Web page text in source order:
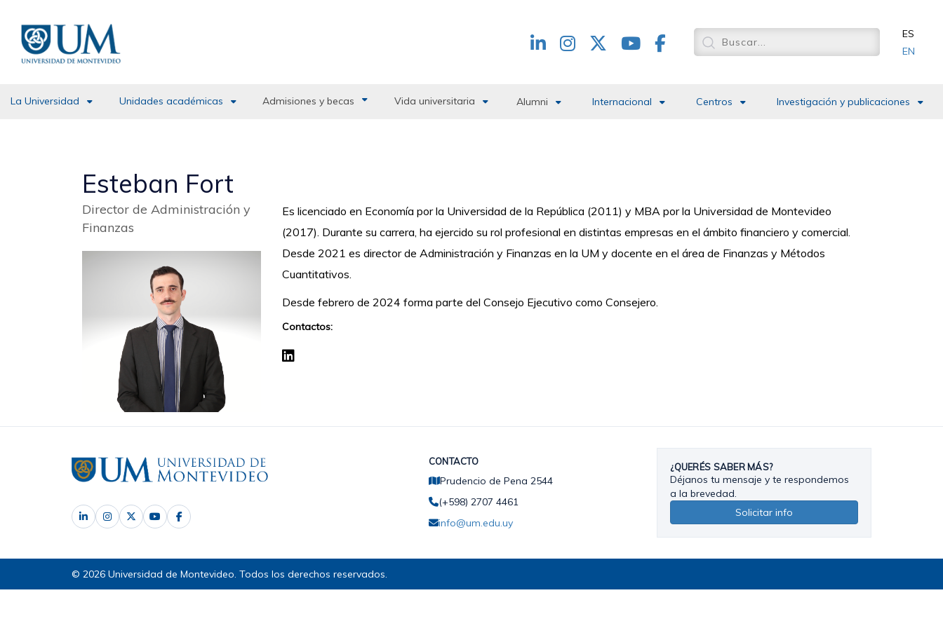
contenido
principal
Redes
ES
EN
La Universidad Unidades académicas Admisiones y becas Vida universitaria Alumni Internacional Centros Investigación y publicaciones
Esteban Fort
Director de Administración y
Finanzas
Es licenciado en Economía por la Universidad de la República (2011) y MBA por la Universidad de Montevideo
(2017). Durante su carrera, ha ejercido su rol profesional en distintas empresas en el ámbito financiero y comercial.
Desde 2021 es director de Administración y Finanzas en la UM y docente en el área de Finanzas y Métodos
Cuantitativos.
Desde febrero de 2024 forma parte del Consejo Ejecutivo como Consejero.
Contactos:
CONTACTO
Prudencio de Pena 2544
(+598) 2707 4461
info@um.edu.uy
¿QUERÉS SABER MÁS?
Déjanos tu mensaje y te respondemos
a la brevedad.
Solicitar info
© 2026 Universidad de Montevideo. Todos los derechos reservados.